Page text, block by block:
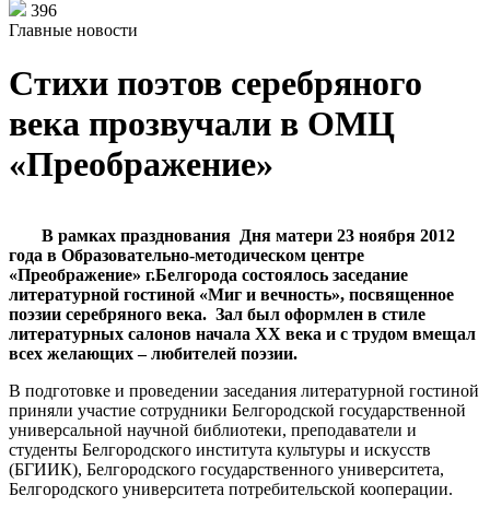
396
Главные новости
Стихи поэтов серебряного
века прозвучали в ОМЦ
«Преображение»
В рамках празднования Дня матери 23 ноября 2012
года в Образовательно-методическом центре
«Преображение» г.Белгорода состоялось заседание
литературной гостиной «Миг и вечность», посвященное
поэзии серебряного века. Зал был оформлен в стиле
литературных салонов начала ХХ века и с трудом вмещал
всех желающих – любителей поэзии.
В подготовке и проведении заседания литературной гостиной
приняли участие сотрудники Белгородской государственной
универсальной научной библиотеки, преподаватели и
студенты Белгородского института культуры и искусств
(БГИИК), Белгородского государственного университета,
Белгородского университета потребительской кооперации.